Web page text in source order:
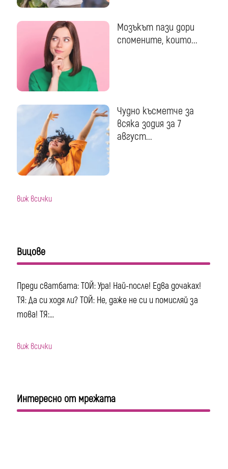
Мозъкът пази дори
спомените, които...
Чудно късметче за
всяка зодия за 7
август...
виж всички
Вицове
Преди сватбата: ТОЙ: Ура! Най-после! Едва дочаках!
ТЯ: Да си ходя ли? ТОЙ: Не, даже не си и помисляй за
това! ТЯ:...
виж всички
Интересно от мрежата